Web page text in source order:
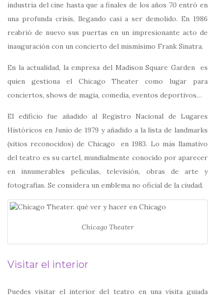
industria del cine hasta que a finales de los años 70 entró en
una profunda crisis, llegando casi a ser demolido. En 1986
reabrió de nuevo sus puertas en un impresionante acto de
inauguración con un concierto del mismísimo Frank Sinatra.
En la actualidad, la empresa del Madison Square Garden es
quien gestiona el Chicago Theater como lugar para
conciertos, shows de magia, comedia, eventos deportivos…
El edificio fue añadido al Registro Nacional de Lugares
Históricos en Junio de 1979 y añadido a la lista de landmarks
(sitios reconocidos) de Chicago en 1983. Lo más llamativo
del teatro es su cartel, mundialmente conocido por aparecer
en innumerables películas, televisión, obras de arte y
fotografías. Se considera un emblema no oficial de la ciudad.
Chicago Theater
Visitar el interior
Puedes visitar el interior del teatro en una visita guiada